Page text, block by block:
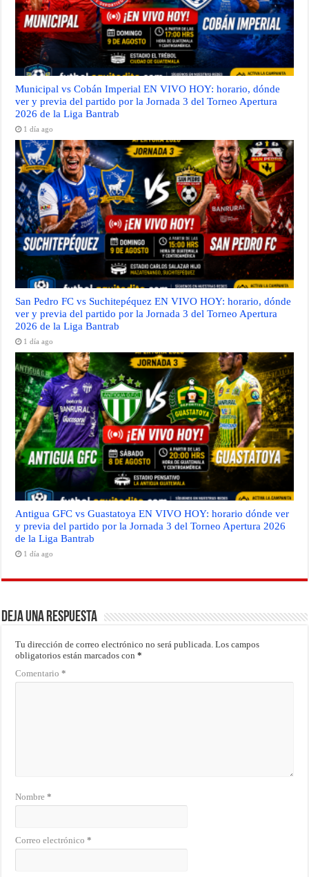
Municipal vs Cobán Imperial EN VIVO HOY: horario, dónde
ver y previa del partido por la Jornada 3 del Torneo Apertura
2026 de la Liga Bantrab
1 día ago
San Pedro FC vs Suchitepéquez EN VIVO HOY: horario, dónde
ver y previa del partido por la Jornada 3 del Torneo Apertura
2026 de la Liga Bantrab
1 día ago
Antigua GFC vs Guastatoya EN VIVO HOY: horario dónde ver
y previa del partido por la Jornada 3 del Torneo Apertura 2026
de la Liga Bantrab
1 día ago
Deja una respuesta
Tu dirección de correo electrónico no será publicada. Los campos
obligatorios están marcados con*
Comentario*
Nombre*
Correo electrónico*